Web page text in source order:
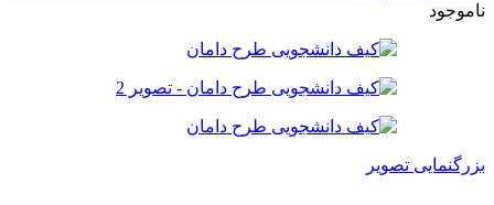
ناموجود
بزرگنمایی تصویر